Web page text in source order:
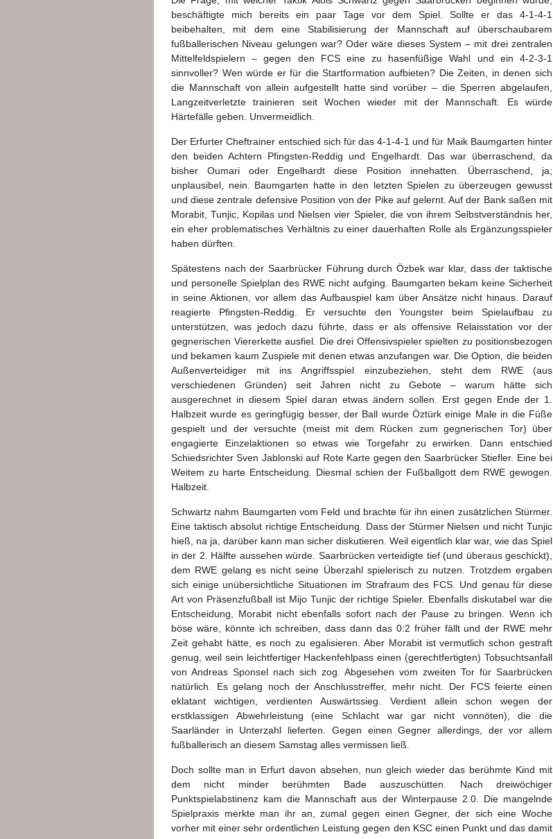
beschäftigte mich bereits ein paar Tage vor dem Spiel. Sollte er das 4-1-4-1
beibehalten, mit dem eine Stabilisierung der Mannschaft auf überschaubarem
fußballerischen Niveau gelungen war? Oder wäre dieses System – mit drei zentralen
Mittelfeldspielern – gegen den FCS eine zu hasenfüßige Wahl und ein 4-2-3-1
sinnvoller? Wen würde er für die Startformation aufbieten? Die Zeiten, in denen sich
die Mannschaft von allein aufgestellt hatte sind vorüber – die Sperren abgelaufen,
Langzeitverletzte trainieren seit Wochen wieder mit der Mannschaft. Es würde
Härtefälle geben. Unvermeidlich.
Der Erfurter Cheftrainer entschied sich für das 4-1-4-1 und für Maik Baumgarten hinter
den beiden Achtern Pfingsten-Reddig und Engelhardt. Das war überraschend, da
bisher Oumari oder Engelhardt diese Position innehatten. Überraschend, ja;
unplausibel, nein. Baumgarten hatte in den letzten Spielen zu überzeugen gewusst
und diese zentrale defensive Position von der Pike auf gelernt. Auf der Bank saßen mit
Morabit, Tunjic, Kopilas und Nielsen vier Spieler, die von ihrem Selbstverständnis her,
ein eher problematisches Verhältnis zu einer dauerhaften Rolle als Ergänzungsspieler
haben dürften.
Spätestens nach der Saarbrücker Führung durch Özbek war klar, dass der taktische
und personelle Spielplan des RWE nicht aufging. Baumgarten bekam keine Sicherheit
in seine Aktionen, vor allem das Aufbauspiel kam über Ansätze nicht hinaus. Darauf
reagierte Pfingsten-Reddig. Er versuchte den Youngster beim Spielaufbau zu
unterstützen, was jedoch dazu führte, dass er als offensive Relaisstation vor der
gegnerischen Viererkette ausfiel. Die drei Offensivspieler spielten zu positionsbezogen
und bekamen kaum Zuspiele mit denen etwas anzufangen war. Die Option, die beiden
Außenverteidiger mit ins Angriffsspiel einzubeziehen, steht dem RWE (aus
verschiedenen Gründen) seit Jahren nicht zu Gebote – warum hätte sich
ausgerechnet in diesem Spiel daran etwas ändern sollen. Erst gegen Ende der 1.
Halbzeit wurde es geringfügig besser, der Ball wurde Öztürk einige Male in die Füße
gespielt und der versuchte (meist mit dem Rücken zum gegnerischen Tor) über
engagierte Einzelaktionen so etwas wie Torgefahr zu erwirken. Dann entschied
Schiedsrichter Sven Jablonski auf Rote Karte gegen den Saarbrücker Stiefler. Eine bei
Weitem zu harte Entscheidung. Diesmal schien der Fußballgott dem RWE gewogen.
Halbzeit.
Schwartz nahm Baumgarten vom Feld und brachte für ihn einen zusätzlichen Stürmer.
Eine taktisch absolut richtige Entscheidung. Dass der Stürmer Nielsen und nicht Tunjic
hieß, na ja, darüber kann man sicher diskutieren. Weil eigentlich klar war, wie das Spiel
in der 2. Hälfte aussehen würde. Saarbrücken verteidigte tief (und überaus geschickt),
dem RWE gelang es nicht seine Überzahl spielerisch zu nutzen. Trotzdem ergaben
sich einige unübersichtliche Situationen im Strafraum des FCS. Und genau für diese
Art von Präsenzfußball ist Mijo Tunjic der richtige Spieler. Ebenfalls diskutabel war die
Entscheidung, Morabit nicht ebenfalls sofort nach der Pause zu bringen. Wenn ich
böse wäre, könnte ich schreiben, dass dann das 0:2 früher fällt und der RWE mehr
Zeit gehabt hätte, es noch zu egalisieren. Aber Morabit ist vermutlich schon gestraft
genug, weil sein leichtfertiger Hackenfehlpass einen (gerechtfertigten) Tobsuchtsanfall
von Andreas Sponsel nach sich zog. Abgesehen vom zweiten Tor für Saarbrücken
natürlich. Es gelang noch der Anschlusstreffer, mehr nicht. Der FCS feierte einen
eklatant wichtigen, verdienten Auswärtssieg. Verdient allein schon wegen der
erstklassigen Abwehrleistung (eine Schlacht war gar nicht vonnöten), die die
Saarländer in Unterzahl lieferten. Gegen einen Gegner allerdings, der vor allem
fußballerisch an diesem Samstag alles vermissen ließ.
Doch sollte man in Erfurt davon absehen, nun gleich wieder das berühmte Kind mit
dem nicht minder berühmten Bade auszuschütten. Nach dreiwöchiger
Punktspielabstinenz kam die Mannschaft aus der Winterpause 2.0. Die mangelnde
Spielpraxis merkte man ihr an, zumal gegen einen Gegner, der sich eine Woche
vorher mit einer sehr ordentlichen Leistung gegen den KSC einen Punkt und das damit